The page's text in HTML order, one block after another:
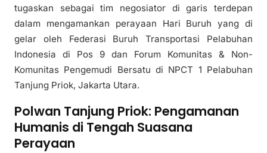
tugaskan sebagai tim negosiator di garis terdepan
dalam mengamankan perayaan Hari Buruh yang di
gelar oleh Federasi Buruh Transportasi Pelabuhan
Indonesia di Pos 9 dan Forum Komunitas & Non-
Komunitas Pengemudi Bersatu di NPCT 1 Pelabuhan
Tanjung Priok, Jakarta Utara.
Polwan Tanjung Priok: Pengamanan
Humanis di Tengah Suasana
Perayaan